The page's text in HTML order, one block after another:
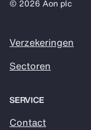
© 2026 Aon plc
Verzekeringen
Sectoren
SERVICE
Contact